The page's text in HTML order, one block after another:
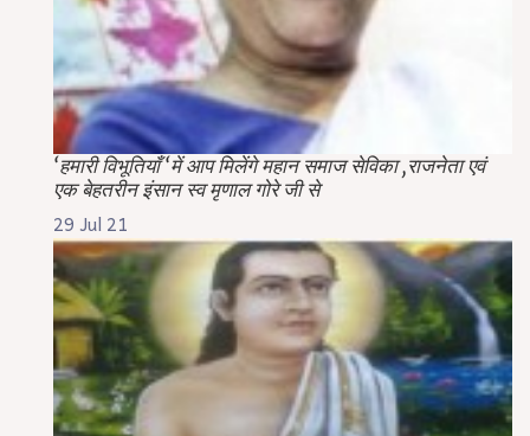
‘हमारी विभूतियाँ ‘में आप मिलेंगे महान समाज सेविका ,राजनेता एवं
एक बेहतरीन इंसान स्व मृणाल गोरे जी से
29 Jul 21